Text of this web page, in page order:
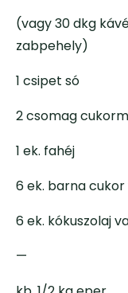
(vagy 30 dkg
zabpehely)
1 csipet só
2 csomag
1 ek. fahéj
6 ek. barna
6 ek. kókuszolaj
—